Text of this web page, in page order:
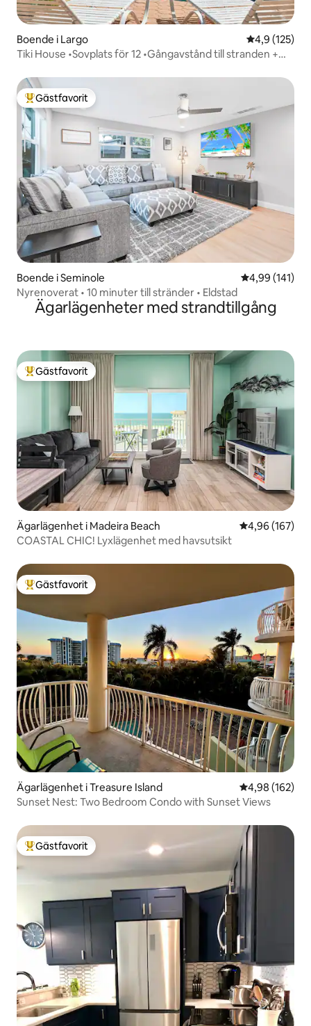
Boende i Largo 4,9 av 5 i
4,9 (125)
Tiki House •Sovplats för 12 •Gångavstånd till stranden +
Populär gästfavorit
Gästfavorit
Boende i Seminole 4,99 av 5 i
4,99 (141)
Nyrenoverat • 10 minuter till stränder • Eldstad
Ägarlägenheter med strandtillgång
Populär gästfavorit
Gästfavorit
Ägarlägenhet i Madeira Beach 4,96 av 5 i
4,96 (167)
COASTAL CHIC! Lyxlägenhet med havsutsikt
Populär gästfavorit
Gästfavorit
Ägarlägenhet i Treasure Island 4,98 av 5 i
4,98 (162)
Sunset Nest: Two Bedroom Condo with Sunset Views
Populär gästfavorit
Gästfavorit